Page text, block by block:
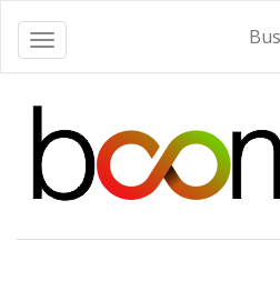
Alternar navegación